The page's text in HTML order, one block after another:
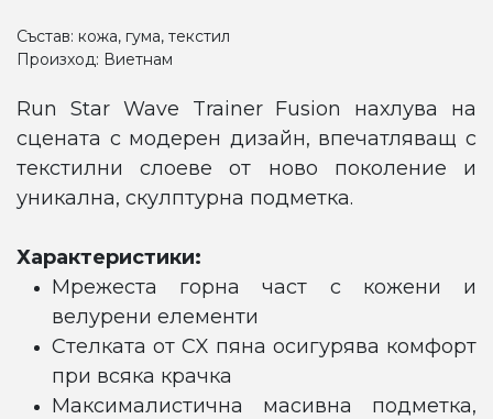
Състав: кожа, гума, текстил
Произход: Виетнам
Run Star Wave Trainer Fusion нахлува на
сцената с модерен дизайн, впечатляващ с
текстилни слоеве от ново поколение и
уникална, скулптурна подметка.
Характеристики:
Мрежеста горна част с кожени и
велурени елементи
Стелката от CX пяна осигурява комфорт
при всяка крачка
Максималистична масивна подметка,